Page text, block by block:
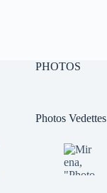
PHOTOS
Photos Vedettes